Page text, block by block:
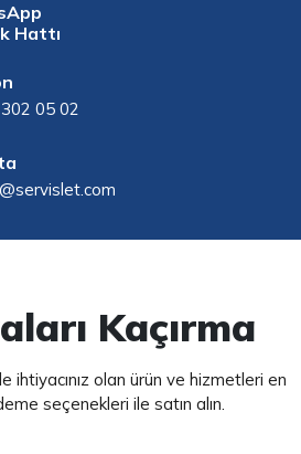
Hattı
05 02
Kaçırma
ihtiyacınız olan ürün ve hizmetleri en
seçenekleri ile satın alın.